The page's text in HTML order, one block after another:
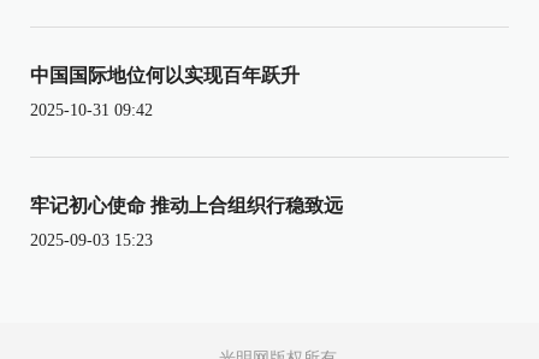
中国国际地位何以实现百年跃升
2025-10-31 09:42
牢记初心使命 推动上合组织行稳致远
2025-09-03 15:23